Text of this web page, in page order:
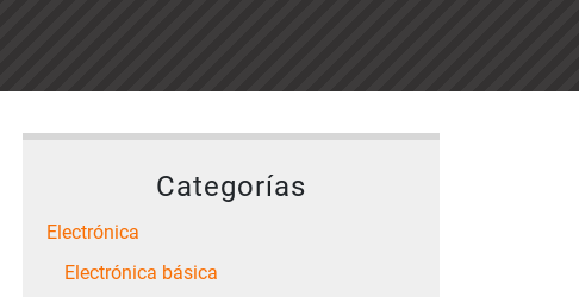
Categorías
Electrónica
Electrónica básica